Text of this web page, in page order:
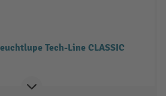
Tech-Line CLASSIC